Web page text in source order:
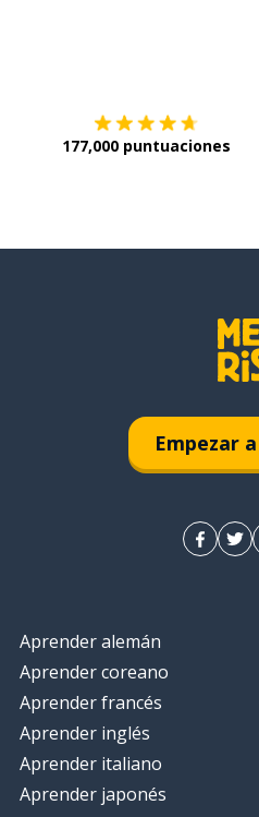
177,000 puntuaciones
Empezar
Aprender alemán
Aprender coreano
Aprender francés
Aprender inglés
Aprender italiano
Aprender japonés